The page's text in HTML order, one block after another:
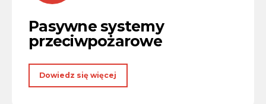
Pasywne systemy
przeciwpożarowe
Dowiedz się więcej